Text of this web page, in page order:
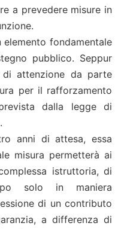
a prevedere misure in
fondamentale
pubblico. Seppur
di attenzione da parte
per il rafforzamento
dalla legge di
anni di attesa, essa
misura permetterà ai
istruttoria, di
solo in maniera
di un contributo
a differenza di